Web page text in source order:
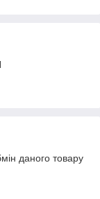
даного товару